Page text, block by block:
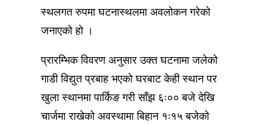
स्थलगत रुपमा घटनास्थलमा अवलोकन गरेको
जनाएको हो ।
प्रारम्भिक विवरण अनुसार उक्त घटनामा जलेको
गाडी विद्युत प्रबाह भएको घरबाट केही स्थान पर
खुला स्थानमा पार्किङ गरी साँझ ६ः०० बजे देखि
चार्जमा राखेको अवस्थामा बिहान १ः१५ बजेको